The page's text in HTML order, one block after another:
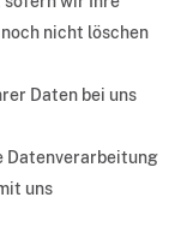
nicht löschen
Daten bei uns
Datenverarbeitung
uns